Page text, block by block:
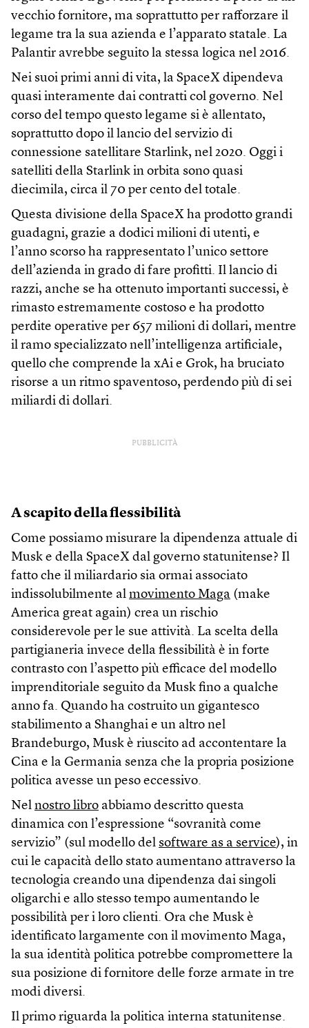
vecchio fornitore, ma soprattutto per rafforzare il
legame tra la sua azienda e l’apparato statale. La
Palantir avrebbe seguito la stessa logica nel 2016.
Nei suoi primi anni di vita, la SpaceX dipendeva
quasi interamente dai contratti col governo. Nel
corso del tempo questo legame si è allentato,
soprattutto dopo il lancio del servizio di
connessione satellitare Starlink, nel 2020. Oggi i
satelliti della Starlink in orbita sono quasi
diecimila, circa il 70 per cento del totale.
Questa divisione della SpaceX ha prodotto grandi
guadagni, grazie a dodici milioni di utenti, e
l’anno scorso ha rappresentato l’unico settore
dell’azienda in grado di fare profitti. Il lancio di
razzi, anche se ha ottenuto importanti successi, è
rimasto estremamente costoso e ha prodotto
perdite operative per 657 milioni di dollari, mentre
il ramo specializzato nell’intelligenza artificiale,
quello che comprende la xAi e Grok, ha bruciato
risorse a un ritmo spaventoso, perdendo più di sei
miliardi di dollari.
PUBBLICITÀ
A scapito della flessibilità
Come possiamo misurare la dipendenza attuale di
Musk e della SpaceX dal governo statunitense? Il
fatto che il miliardario sia ormai associato
indissolubilmente al movimento Maga (make
America great again) crea un rischio
considerevole per le sue attività. La scelta della
partigianeria invece della flessibilità è in forte
contrasto con l’aspetto più efficace del modello
imprenditoriale seguito da Musk fino a qualche
anno fa. Quando ha costruito un gigantesco
stabilimento a Shanghai e un altro nel
Brandeburgo, Musk è riuscito ad accontentare la
Cina e la Germania senza che la propria posizione
politica avesse un peso eccessivo.
Nel nostro libro abbiamo descritto questa
dinamica con l’espressione “sovranità come
servizio” (sul modello del software as a service), in
cui le capacità dello stato aumentano attraverso la
tecnologia creando una dipendenza dai singoli
oligarchi e allo stesso tempo aumentando le
possibilità per i loro clienti. Ora che Musk è
identificato largamente con il movimento Maga,
la sua identità politica potrebbe compromettere la
sua posizione di fornitore delle forze armate in tre
modi diversi.
Il primo riguarda la politica interna statunitense.